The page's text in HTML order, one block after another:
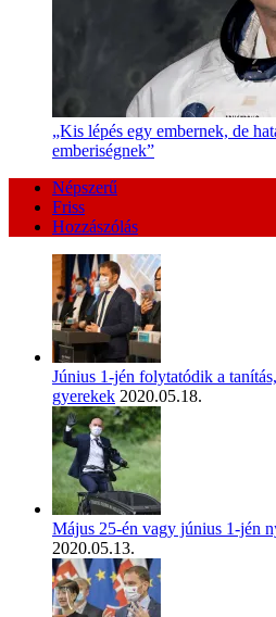
„Kis lépés egy embernek, de
emberiségnek”
Népszerű
Friss
Hozzászólás
Június 1-jén folytatódik a
gyerekek 2020.05.18.
Május 25-én vagy június 1-jén
2020.05.13.